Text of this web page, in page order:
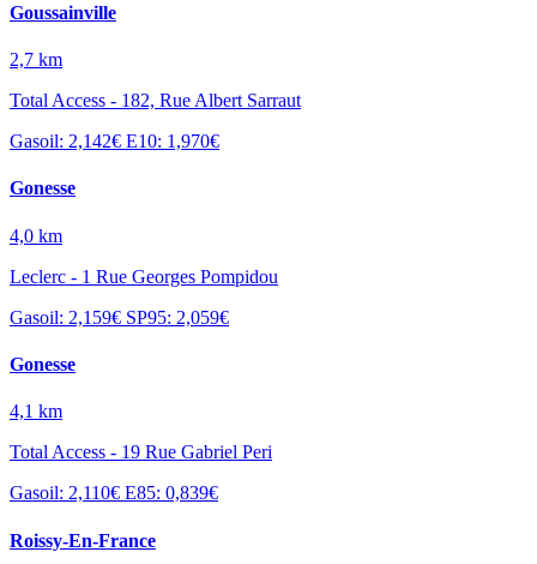
Goussainville
2,7 km
Total Access - 182, Rue Albert Sarraut
Gasoil: 2,142€ E10: 1,970€
Gonesse
4,0 km
Leclerc - 1 Rue Georges Pompidou
Gasoil: 2,159€ SP95: 2,059€
Gonesse
4,1 km
Total Access - 19 Rue Gabriel Peri
Gasoil: 2,110€ E85: 0,839€
Roissy-En-France